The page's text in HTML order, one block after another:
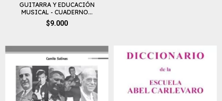
GUITARRA Y EDUCACIÓN
MUSICAL - CUADERNO...
$9.000